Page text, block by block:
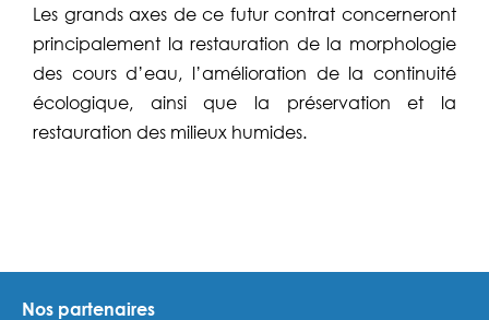
Les grands axes de ce futur contrat concerneront
principalement la restauration de la morphologie
des cours d’eau, l’amélioration de la continuité
écologique, ainsi que la préservation et la
restauration des milieux humides.
Nos partenaires